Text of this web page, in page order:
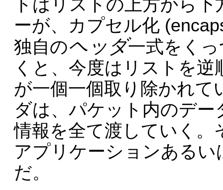
トはリストの上方から
ーが、カプセル化
独自のヘッダ一式をく
くと、今度はリストを
が一個一個取り除かれて
ダは、パケット内のデ
情報を全て渡していく。
アプリケーションある
だ。